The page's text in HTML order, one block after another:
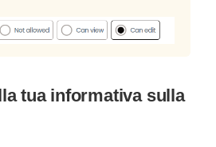
tua informativa sulla